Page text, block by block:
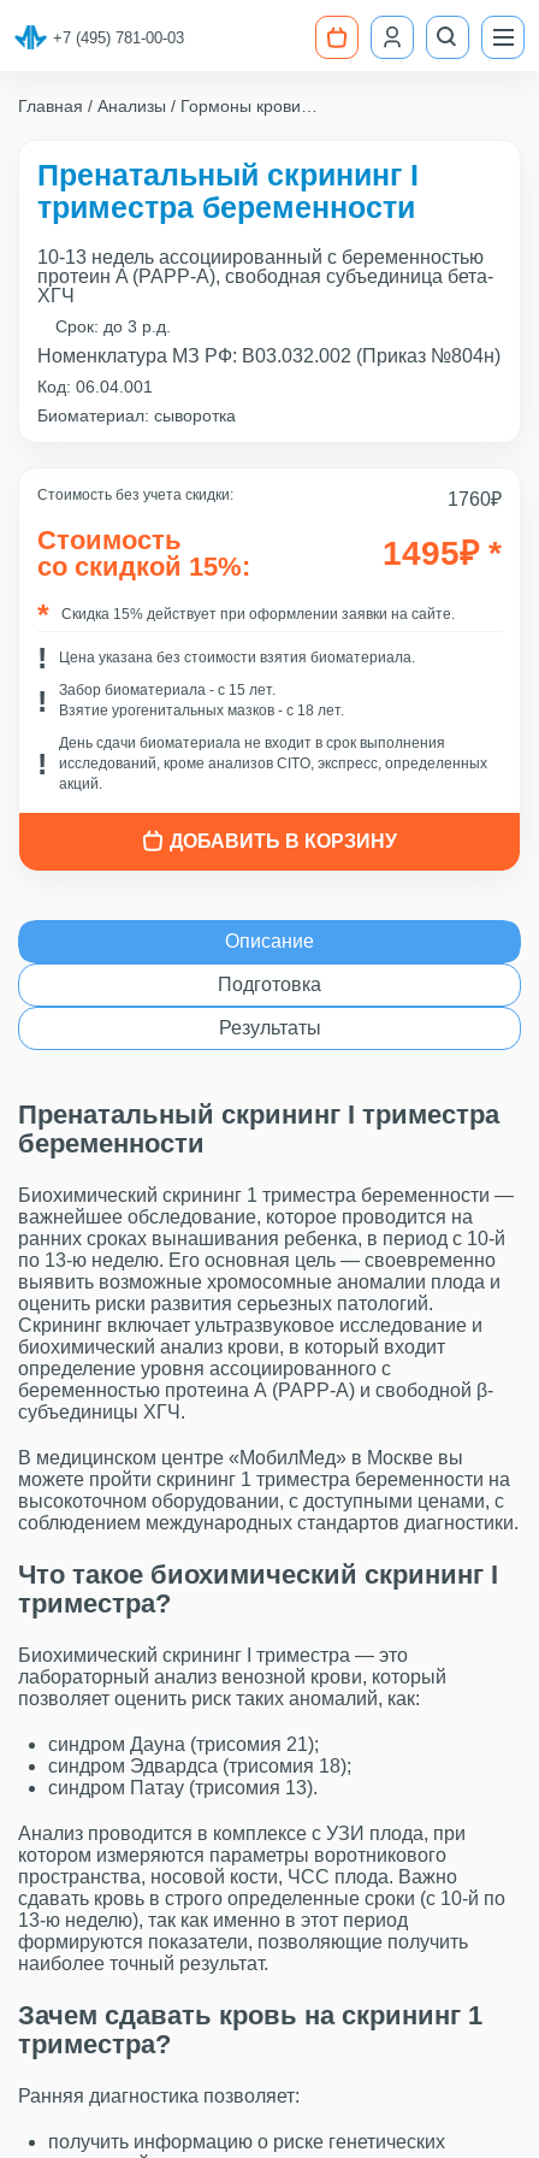
+7 (495) 781-00-03
Главная Анализы
Гормоны крови
Стоимость без учета скидки: 1760₽
Стоимость
со скидкой 15%:
1495₽ *
Скидка 15% действует при оформлении заявки на сайте.
Цена указана без стоимости взятия биоматериала.
Забор биоматериала - c 15 лет.
Взятие урогенитальных мазков - с 18 лет.
День сдачи биоматериала не входит в срок выполнения
исследований, кроме анализов CITO, экспресс, определенных
акций.
ДОБАВИТЬ В КОРЗИНУ
Пренатальный скрининг I
триместра беременности
10-13 недель ассоциированный с беременностью
протеин A (PAPP-A), свободная субъединица бета-
ХГЧ
Срок: до 3 р.д.
Номенклатура МЗ РФ: B03.032.002 (Приказ №804н)
Код: 06.04.001
Биоматериал: сыворотка
Описание
Подготовка
Результаты
Пренатальный скрининг I триместра
беременности
Биохимический скрининг 1 триместра беременности —
важнейшее обследование, которое проводится на
ранних сроках вынашивания ребенка, в период с 10-й
по 13-ю неделю. Его основная цель — своевременно
выявить возможные хромосомные аномалии плода и
оценить риски развития серьезных патологий.
Скрининг включает ультразвуковое исследование и
биохимический анализ крови, в который входит
определение уровня ассоциированного с
беременностью протеина А (PAPP-A) и свободной β-
субъединицы ХГЧ.
В медицинском центре «МобилМед» в Москве вы
можете пройти скрининг 1 триместра беременности на
высокоточном оборудовании, с доступными ценами, с
соблюдением международных стандартов диагностики.
Что такое биохимический скрининг I
триместра?
Биохимический скрининг I триместра — это
лабораторный анализ венозной крови, который
позволяет оценить риск таких аномалий, как:
синдром Дауна (трисомия 21);
синдром Эдвардса (трисомия 18);
синдром Патау (трисомия 13).
Анализ проводится в комплексе с УЗИ плода, при
котором измеряются параметры воротникового
пространства, носовой кости, ЧСС плода. Важно
сдавать кровь в строго определенные сроки (с 10-й по
13-ю неделю), так как именно в этот период
формируются показатели, позволяющие получить
наиболее точный результат.
Зачем сдавать кровь на скрининг 1
триместра?
Ранняя диагностика позволяет:
получить информацию о риске генетических